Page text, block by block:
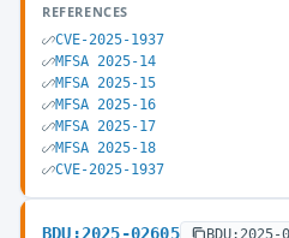
REFERENCES
CVE-2025-1937
MFSA 2025-14
MFSA 2025-15
MFSA 2025-16
MFSA 2025-17
MFSA 2025-18
CVE-2025-1937
BDU:2025-02605 BDU:2025-